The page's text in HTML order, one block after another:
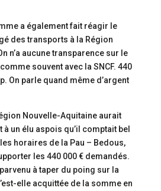
a également fait réagir le
des transports à la Région
n’a aucune transparence sur le
souvent avec la SNCF. 440
On parle quand même d’argent
Nouvelle-Aquitaine aurait
un élu aspois qu’il comptait bel
horaires de la Pau – Bedous,
les 440 000 € demandés.
à taper du poing sur la
elle acquittée de la somme en